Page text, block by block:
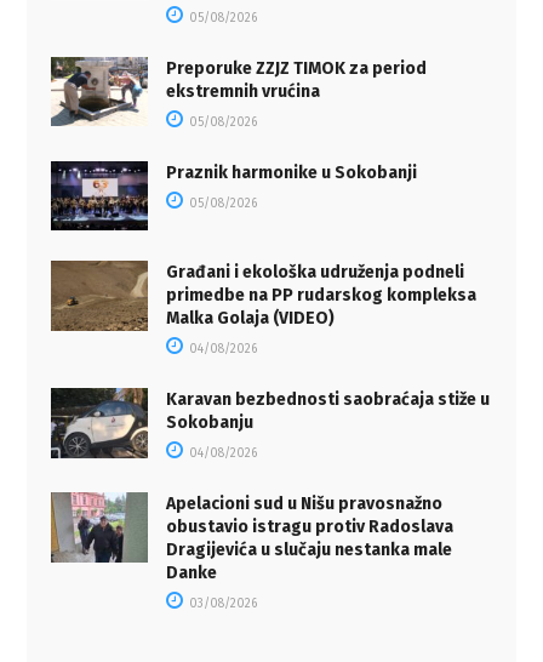
05/08/2026
Preporuke ZZJZ TIMOK za period
ekstremnih vrućina
05/08/2026
Praznik harmonike u Sokobanji
05/08/2026
Građani i ekološka udruženja podneli
primedbe na PP rudarskog kompleksa
Malka Golaja (VIDEO)
04/08/2026
Karavan bezbednosti saobraćaja stiže u
Sokobanju
04/08/2026
Apelacioni sud u Nišu pravosnažno
obustavio istragu protiv Radoslava
Dragijevića u slučaju nestanka male
Danke
03/08/2026